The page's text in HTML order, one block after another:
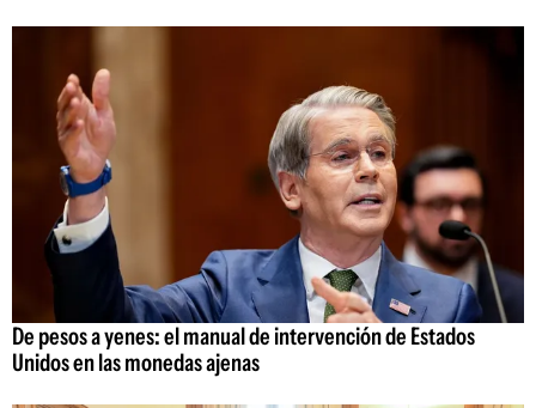
De pesos a yenes: el manual de intervención de Estados
Unidos en las monedas ajenas